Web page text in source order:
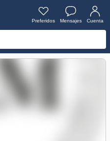
Preferidos Mensajes Cuenta